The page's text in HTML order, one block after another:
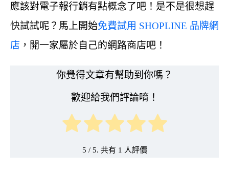
應該對電子報行銷有點概念了吧！是不是很想趕
快試試呢？馬上開始免費試用 SHOPLINE 品牌網
店 ，開一家屬於自己的網路商店吧！
你覺得文章有幫助到你嗎？
歡迎給我們評論唷！
5 / 5. 共有 1